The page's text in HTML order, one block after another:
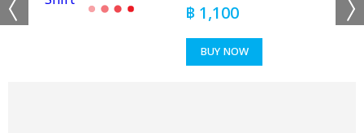
฿ 1,100
BUY NOW